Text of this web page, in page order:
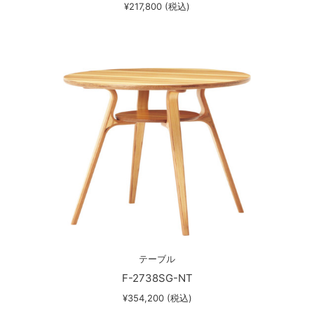
¥217,800 (税込)
テーブル
F-2738SG-NT
¥354,200 (税込)